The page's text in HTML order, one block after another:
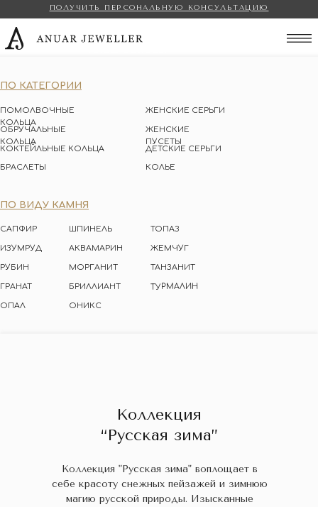
ПОЛУЧИТЬ ПЕРСОНАЛЬНУЮ КОНСУЛЬТАЦИЮ
ПО КАТЕГОРИИ
ПОМОЛВОЧНЫЕ
КОЛЬЦА
ОБРУЧАЛЬНЫЕ
КОЛЬЦА
ЖЕНСКИЕ СЕРЬГИ
КОКТЕЙЛЬНЫЕ КОЛЬЦА
ЖЕНСКИЕ
ПУСЕТЫ
ДЕТСКИЕ СЕРЬГИ
БРАСЛЕТЫ
КОЛЬЕ
ПО ВИДУ КАМНЯ
САПФИР
ИЗУМРУД
ШПИНЕЛЬ
РУБИН
АКВАМАРИН
МОРГАНИТ
ГРАНАТ БРИЛЛИАНТ
ТОПАЗ
ЖЕМЧУГ
ТУРМАЛИН
ТАНЗАНИТ
ОНИКС
ОПАЛ
Коллекция
“Русская зима”
Коллекция "Русская зима" воплощает в
себе красоту снежных пейзажей и зимнюю
магию русской природы. Изысканные